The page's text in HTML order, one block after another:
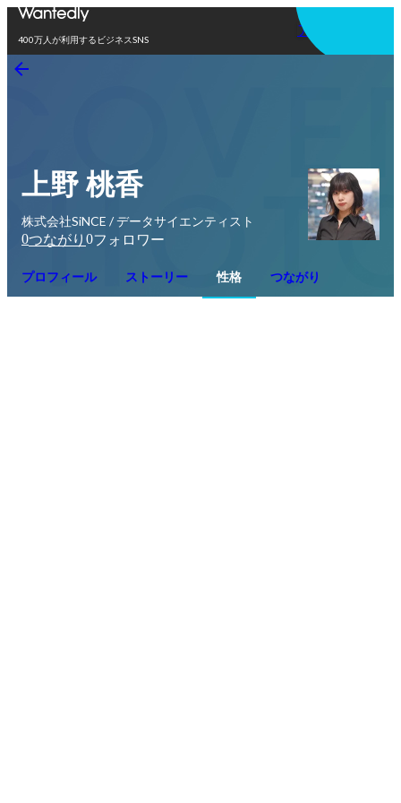
400万人が利用するビジネスSNS
アプリを使う
上野 桃香
株式会社SiNCE / データサイエンティスト
0つながり 0フォロワー
プロフィール ストーリー 性格 つながり